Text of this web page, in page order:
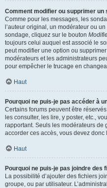
Comment modifier ou supprimer un
Comme pour les messages, les
l’auteur original, un modérateur ou
sondage, cliquez sur le bouton
toujours celui auquel est associé le
peut modifier une option ou
modérateurs et les administrateurs
pour empêcher le trucage en
Haut
Pourquoi ne puis-je pas accéder à
Certains forums peuvent être
les consulter, les lire, y poster, etc.,
rapportant. Seuls les modérateurs de
accorder ces accès, vous devez donc
Haut
Pourquoi ne puis-je pas joindre des
La possibilité d’ajouter des fichiers
groupe, ou par utilisateur.